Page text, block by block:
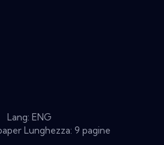
Lang: ENG
Lunghezza: 9 pagine